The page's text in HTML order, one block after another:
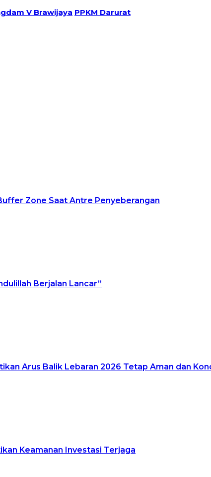
V Brawijaya PPKM Darurat
Zone Saat Antre Penyeberangan
Berjalan Lancar”
Arus Balik Lebaran 2026 Tetap Aman dan
Keamanan Investasi Terjaga